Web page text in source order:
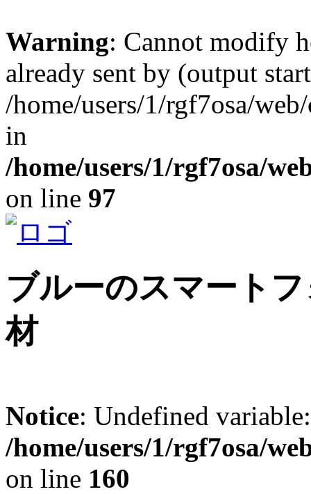
Warning: Cannot modify
already sent by (output
/home/users/1/rgf7osa/
in
/home/users/1/rgf7osa/
on line 97
ブルーのスマート
材
Notice: Undefined
/home/users/1/rgf7osa/
on line 160